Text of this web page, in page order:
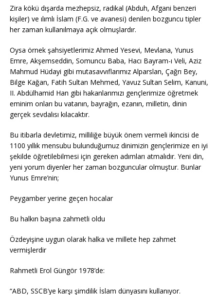
Zira kökü dışarda mezhepsiz, radikal (Abduh, Afgani benzeri
kişiler) ve ılımlı İslam (F.G. ve avanesi) denilen bozguncu tipler
her zaman kullanılmaya açık olmuşlardır.
Oysa örnek şahsiyetlerimiz Ahmed Yesevi, Mevlana, Yunus
Emre, Akşemseddin, Somuncu Baba, Hacı Bayram-ı Veli, Aziz
Mahmud Hüdayi gibi mutasavvıflarımız Alparslan, Çağrı Bey,
Bilge Kağan, Fatih Sultan Mehmed, Yavuz Sultan Selim, Kanuni,
II. Abdülhamid Han gibi hakanlarımızı gençlerimize öğretmek
eminim onları bu vatanın, bayrağın, ezanın, milletin, dinin
gerçek sevdalısı kılacaktır.
Bu itibarla devletimiz, milliliğe büyük önem vermeli ikincisi de
1100 yıllık mensubu bulunduğumuz dinimizin gençlerimize en iyi
şekilde öğretilebilmesi için gereken adımları atmalıdır. Yeni din,
yeni yorum diyenler her zaman bozguncular olmuştur. Bunlar
Yunus Emre’nin;
Peygamber yerine geçen hocalar
Bu halkın başına zahmetli oldu
Özdeyişine uygun olarak halka ve millete hep zahmet
vermişlerdir
Rahmetli Erol Güngör 1978’de:
“ABD, SSCB’ye karşı şimdilik İslam dünyasını kullanıyor.